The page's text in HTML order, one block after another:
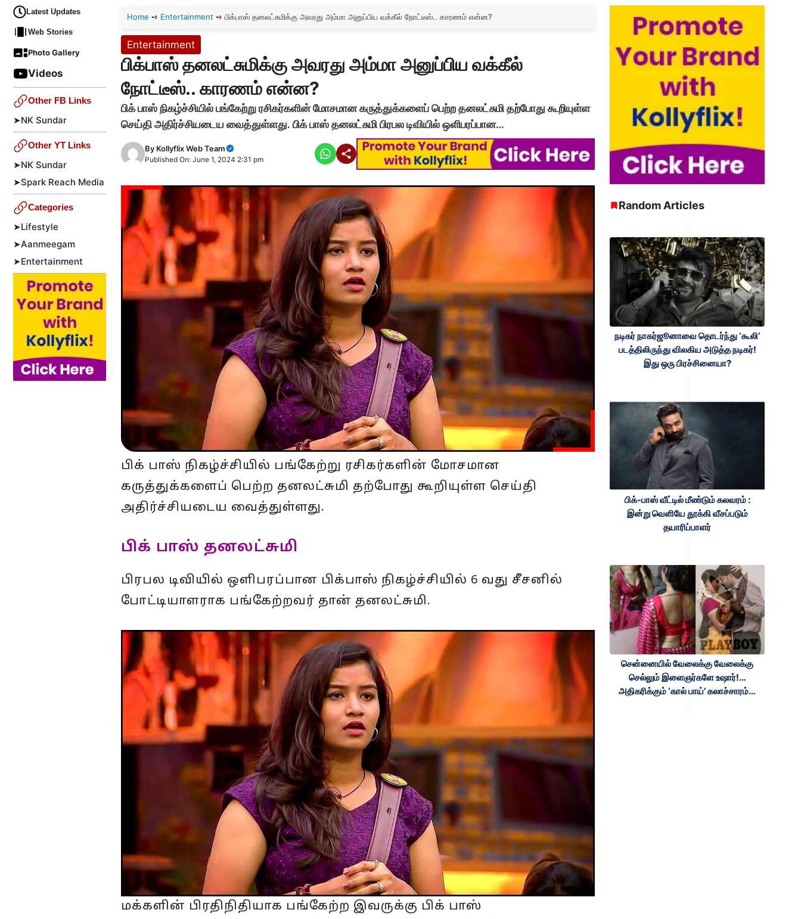
Home ➺ Entertainment ➺ பிக்பாஸ் தனலட்சுமிக்கு அவரது அம்மா அனுப்பிய வக்கீல் நோட்டீஸ்.. காரணம் என்ன?
Entertainment
பிக்பாஸ் தனலட்சுமிக்கு அவரது அம்மா அனுப்பிய வக்கீல்
நோட்டீஸ்.. காரணம் என்ன?
பிக் பாஸ் நிகழ்ச்சியில் பங்கேற்று ரசிகர்களின் மோசமான கருத்துக்களைப் பெற்ற தனலட்சுமி தற்போது கூறியுள்ள
செய்தி அதிர்ச்சியடைய வைத்துள்ளது. பிக் பாஸ் தனலட்சுமி பிரபல டிவியில் ஒளிபரப்பான…
By Kollyflix Web Team
Published On: June 1, 2024 2:31 pm
பிக் பாஸ் நிகழ்ச்சியில் பங்கேற்று ரசிகர்களின் மோசமான
கருத்துக்களைப் பெற்ற தனலட்சுமி தற்போது கூறியுள்ள செய்தி
அதிர்ச்சியடைய வைத்துள்ளது.
பிக் பாஸ் தனலட்சுமி
பிரபல டிவியில் ஒளிபரப்பான பிக்பாஸ் நிகழ்ச்சியில் 6 வது சீசனில்
போட்டியாளராக பங்கேற்றவர் தான் தனலட்சுமி.
மக்களின் பிரதிநிதியாக பங்கேற்ற இவருக்கு பிக் பாஸ்
Latest Updates
Web Stories
Photo Gallery
Videos
Other FB Links
➤NK Sundar
Other YT Links
➤NK Sundar
➤Spark Reach Media
Categories
➤Lifestyle
➤Aanmeegam
➤Entertainment
Random Articles
நடிகர் நாகர்ஜூனாவை தொடர்ந்து ‘கூலி’
படத்திலிருந்து விலகிய அடுத்த நடிகர்!
இது ஒரு பிரச்சினையா?
பிக்-பாஸ் வீட்டில் மீண்டும் கலவரம் :
இன்று வெளியே தூக்கி வீசப்படும்
தயாரிப்பாளர்
சென்னையில் வேலைக்கு வேலைக்கு
செல்லும் இளைஞர்களே உஷார்!…
அதிகரிக்கும் ‘கால் பாய்’ கலாச்சாரம்…